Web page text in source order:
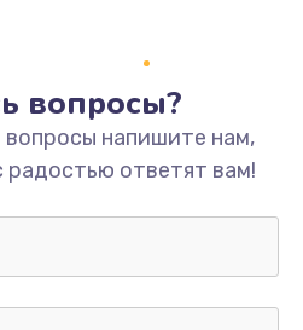
вопросы?
вопросы напишите нам,
ответят вам!